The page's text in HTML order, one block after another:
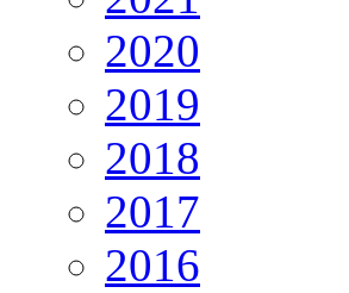
2020
2019
2018
2017
2016